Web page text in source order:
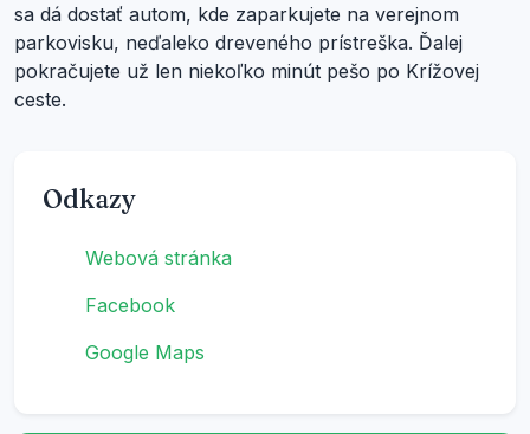
sa dá dostať autom, kde zaparkujete na verejnom
parkovisku, neďaleko dreveného prístreška. Ďalej
pokračujete už len niekoľko minút pešo po Krížovej
ceste.
Odkazy
Webová stránka
Facebook
Google Maps